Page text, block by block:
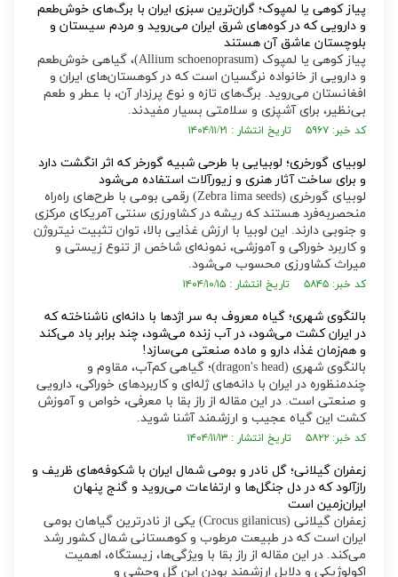
پیاز کوهی یا لمپوک؛ گران‌ترین سبزی ایران با برگ‌های خوش‌طعم
و دارویی که در کوه‌های شرق ایران می‌روید و مردم سیستان و
بلوچستان عاشق آن هستند
پیاز کوهی یا لمپوک (Allium schoenoprasum)، گیاهی خوش‌طعم
و دارویی از خانواده نرگسیان است که در کوهستان‌های ایران و
افغانستان می‌روید. برگ‌های تازه و نوع پرزدار آن، با عطر و طعم
بی‌نظیر، برای آشپزی و سلامتی بسیار مفیدند.
کد خبر: ۵۹۶۷ تاریخ انتشار : ۱۴۰۴/۱۱/۲۱
لوبیای گورخری؛ لوبیایی با طرحی شبیه گورخر که اثر انگشت دارد
و برای ساخت آثار هنری و زیورآلات استفاده می‌شود
لوبیای گورخری (Zebra lima seeds) رقمی بومی با طرح‌های راه‌راه
منحصر‌به‌فرد هستند که ریشه در کشاورزی سنتی آمریکای مرکزی
و جنوبی دارند. این لوبیا با ارزش غذایی بالا، توان تثبیت نیتروژن
و کاربرد خوراکی و آموزشی، نمونه‌ای شاخص از تنوع زیستی و
میراث کشاورزی محسوب می‌شود.
کد خبر: ۵۸۴۵ تاریخ انتشار : ۱۴۰۴/۱۰/۱۵
بالنگوی شهری؛ گیاه معروف به سر اژدها با دانه‌ای ناشناخته که
در ایران کشت می‌شود، در آب زنده می‌شود، چند برابر باد می‌کند
و هم‌زمان غذا، دارو و ماده صنعتی می‌سازد!
بالنگوی شهری (dragon's head)؛ گیاهی کم‌آب، مقاوم و
چندمنظوره در ایران با دانه‌های ژله‌ای و کاربرد‌های خوراکی، دارویی
و صنعتی است. در این مقاله از راز بقا با معرفی، خواص و آموزش
کشت این گیاه عجیب و ارزشمند آشنا شوید.
کد خبر: ۵۸۲۲ تاریخ انتشار : ۱۴۰۴/۱۱/۱۳
زعفران گیلانی؛ گل نادر و بومی شمال ایران با شکوفه‌های ظریف و
رازآلود که در دل جنگل‌ها و ارتفاعات می‌روید و گنج پنهان
ایران‌زمین است
زعفران گیلانی (Crocus gilanicus) یکی از نادرترین گیاهان بومی
ایران است که در طبیعت مرطوب و کوهستانی شمال کشور رشد
می‌کند. در این مقاله از راز بقا با ویژگی‌ها، زیستگاه، اهمیت
اکولوژیکی و دلایل ارزشمند بودن این گل وحشی و